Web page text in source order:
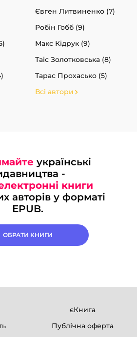
Євген Литвиненко (7)
Робін Гобб (9)
Макс Кідрук (9)
Таіс Золотковська (8)
Тарас Прохасько (5)
Всі автори
українські
-
книги
авторів у форматі
EPUB.
ОБРАТИ КНИГИ
єКнига
Публічна оферта